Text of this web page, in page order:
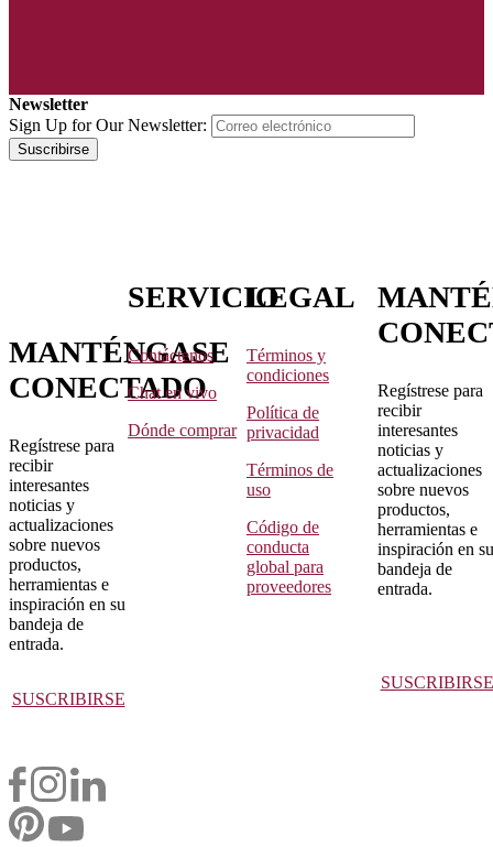
Newsletter
Sign Up for Our Newsletter:
Suscribirse
MANTÉNGASE
CONECTADO
Regístrese para
recibir
interesantes
noticias y
actualizaciones
sobre nuevos
productos,
herramientas e
inspiración en su
bandeja de
entrada.
SUSCRIBIRSE
SERVICIO
Contáctenos
Chat en vivo
Dónde comprar
LEGAL
Términos y
condiciones
Política de
privacidad
Términos de
uso
Código de
conducta
global para
proveedores
Regístrese para
recibir
interesantes
noticias y
actualizaciones
sobre nuevos
productos,
herramientas e
inspiración en su
bandeja de
entrada.
SUSCRIBIRSE